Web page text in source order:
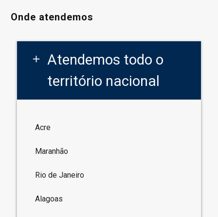
Onde atendemos
add
Atendemos todo o
território nacional
Acre
Maranhão
Rio de Janeiro
Alagoas